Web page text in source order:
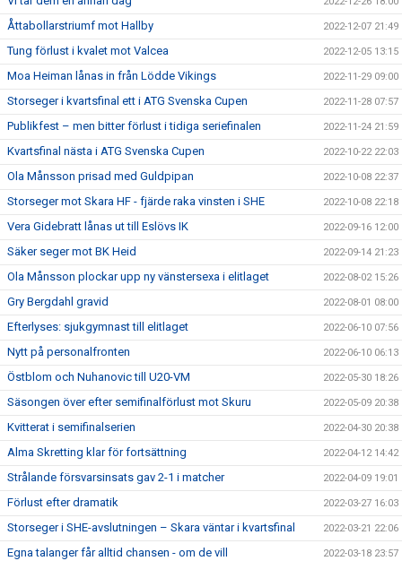
Åttabollarstriumf mot Hallby 2022-12-07 21:49
Tung förlust i kvalet mot Valcea 2022-12-05 13:15
Moa Heiman lånas in från Lödde Vikings 2022-11-29 09:00
Storseger i kvartsfinal ett i ATG Svenska Cupen 2022-11-28 07:57
Publikfest – men bitter förlust i tidiga seriefinalen 2022-11-24 21:59
Kvartsfinal nästa i ATG Svenska Cupen 2022-10-22 22:03
Ola Månsson prisad med Guldpipan 2022-10-08 22:37
Storseger mot Skara HF - fjärde raka vinsten i SHE 2022-10-08 22:18
Vera Gidebratt lånas ut till Eslövs IK 2022-09-16 12:00
Säker seger mot BK Heid 2022-09-14 21:23
Ola Månsson plockar upp ny vänstersexa i elitlaget 2022-08-02 15:26
Gry Bergdahl gravid 2022-08-01 08:00
Efterlyses: sjukgymnast till elitlaget 2022-06-10 07:56
Nytt på personalfronten 2022-06-10 06:13
Östblom och Nuhanovic till U20-VM 2022-05-30 18:26
Säsongen över efter semifinalförlust mot Skuru 2022-05-09 20:38
Kvitterat i semifinalserien 2022-04-30 20:38
Alma Skretting klar för fortsättning 2022-04-12 14:42
Strålande försvarsinsats gav 2-1 i matcher 2022-04-09 19:01
Förlust efter dramatik 2022-03-27 16:03
Storseger i SHE-avslutningen – Skara väntar i kvartsfinal 2022-03-21 22:06
Egna talanger får alltid chansen - om de vill 2022-03-18 23:57